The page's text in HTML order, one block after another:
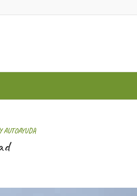
AUTOAYUDA